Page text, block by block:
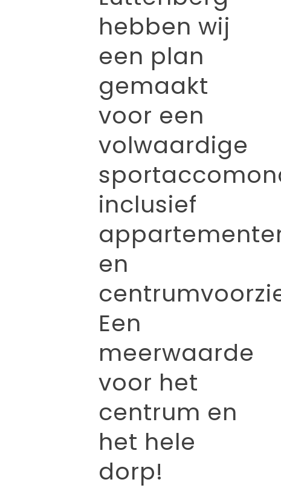
hebben wij
een plan
gemaakt
voor een
volwaardige
inclusief
en
Een
meerwaarde
voor het
centrum en
het hele
dorp!